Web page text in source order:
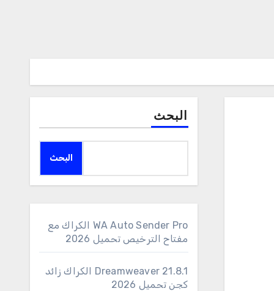
البحث
البحث
WA Auto Sender Pro الكراك مع
مفتاح الترخيص تحميل 2026
Dreamweaver 21.8.1 الكراك زائد
كجن تحميل 2026